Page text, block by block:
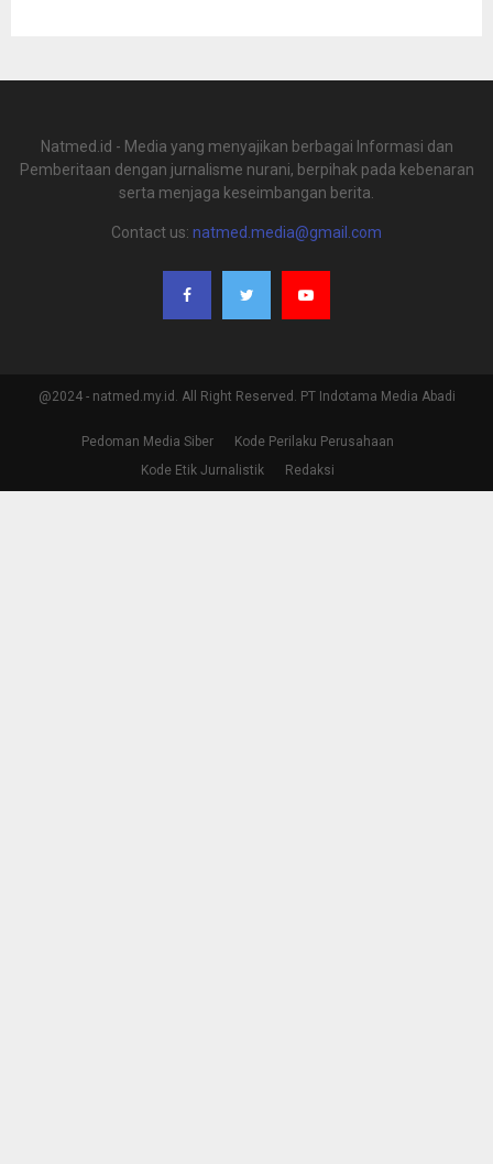
Natmed.id - Media yang menyajikan berbagai Informasi dan
Pemberitaan dengan jurnalisme nurani, berpihak pada kebenaran
serta menjaga keseimbangan berita.
Contact us: natmed.media@gmail.com
@2024 - natmed.my.id. All Right Reserved. PT Indotama Media Abadi
Pedoman Media Siber
Kode Perilaku Perusahaan
Kode Etik Jurnalistik
Redaksi